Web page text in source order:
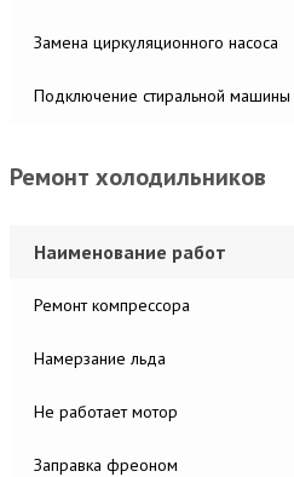
Замена циркуляционного насоса
Подключение стиральной машины
Ремонт холодильников
Наименование работ
Ремонт компрессора
Намерзание льда
Не работает мотор
Заправка фреоном